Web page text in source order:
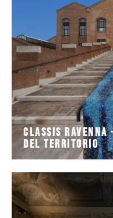
Classis
del Territorio
Classis
del Territorio
Il museo CLASSIS
musei archeologici
Palazzo Guiccioli,
Cavour. In stretta